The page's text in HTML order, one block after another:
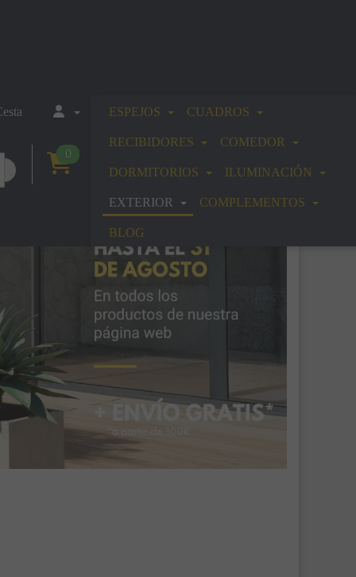
0
ESPEJOS CUADROS
RECIBIDORES COMEDOR
DORMITORIOS ILUMINACIÓN
EXTERIOR COMPLEMENTOS
BLOG